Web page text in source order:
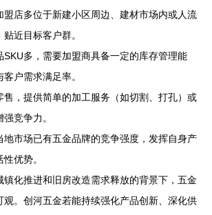
盟店多位于新建小区周边、建材市场内或人流
近目标客户群。
SKU多，需要加盟商具备一定的库存管理能
户需求满足率。
售，提供简单的加工服务（如切割、打孔）或
竞争力。
地市场已有五金品牌的竞争强度，发挥自身产
优势。
镇化推进和旧房改造需求释放的背景下，五金
观。创河五金若能持续强化产品创新、深化供